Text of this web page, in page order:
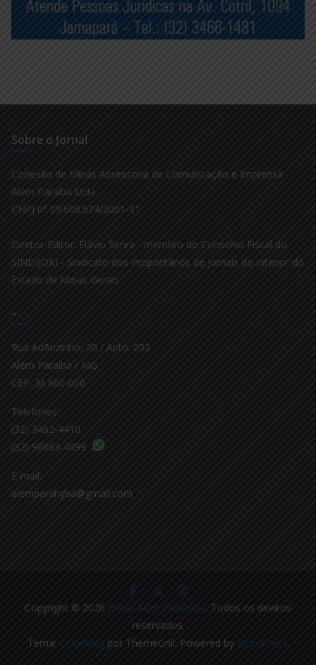
Sobre o Jornal
Conexão de Minas Assessoria de Comunicação e Imprensa
Além Paraíba Ltda.
CNPJ n° 09.608.574/0001-11
Diretor-Editor: Flávio Senra - membro do Conselho Fiscal do
SINDIJORI - Sindicato dos Proprietários de Jornais do Interior do
Estado de Minas Gerais
–
Rua Adãozinho, 20 / Apto. 202
Além Paraíba / MG
CEP: 36.660-000
Telefones:
(32) 3462-4410
(32) 98863-4099
E-mail:
alemparahyba@gmail.com
Copyright © 2026 Jornal Além Parahyba. Todos os direitos
reservados.
Tema: ColorMagpor ThemeGrill. Powered by WordPress.